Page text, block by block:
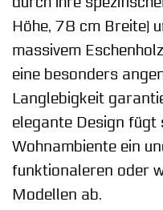
Höhe, 78 cm Breite)
massivem
eine besonders
Langlebigkeit
elegante Design fügt
Wohnambiente ein
funktionaleren oder
Modellen ab.